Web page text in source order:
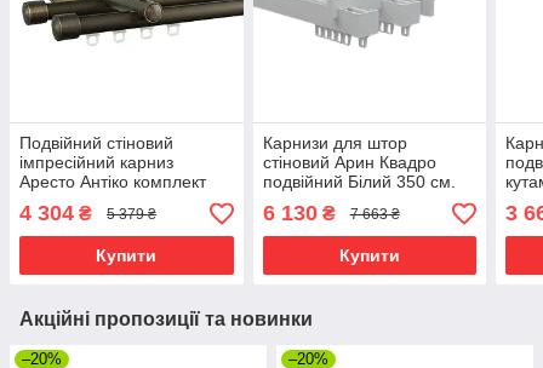
Подвійний стіновий
імпресійний карниз
Аресто Антіко комплект
Заглушка
4 304 ₴ 5 379 ₴
Купити
Карнизи для штор
стіновий Арин Квадро
подвійний Білий 350 см.
6 130₴ 7 663 ₴
Купити
3
Акційні пропозиції та новинки
–20% –20%